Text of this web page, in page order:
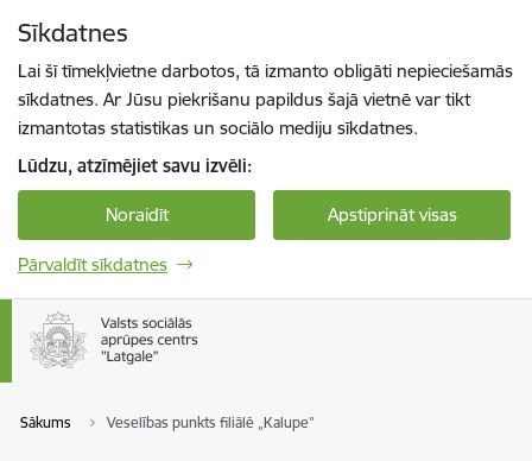
Sīkdatnes
Lai šī tīmekļvietne darbotos, tā izmanto obligāti nepieciešamās
sīkdatnes. Ar Jūsu piekrišanu papildus šajā vietnē var tikt
izmantotas statistikas un sociālo mediju sīkdatnes.
Lūdzu, atzīmējiet savu izvēli:
Noraidīt Apstiprināt visas
Pārvaldīt sīkdatnes
Sākums Veselības punkts filiālē „Kalupe”